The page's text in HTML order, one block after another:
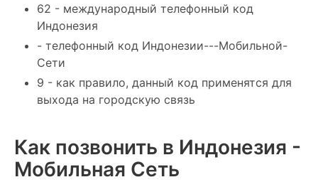
62 - международный телефонный код
Индонезия
- телефонный код Индонезии---Мобильной-
Сети
9 - как правило, данный код применятся для
выхода на городскую связь
Как позвонить в Индонезия -
Мобильная Сеть